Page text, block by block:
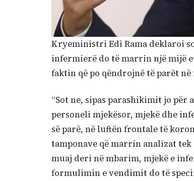
Kryeministri Edi Rama deklaroi
infermierë do të marrin një mijë
faktin që po qëndrojnë të parët
“Sot ne, sipas parashikimit jo
personeli mjekësor, mjekë dhe
së parë, në luftën frontale të
tamponave që marrin analizat
muaj deri në mbarim, mjekë e
formulimin e vendimit do të